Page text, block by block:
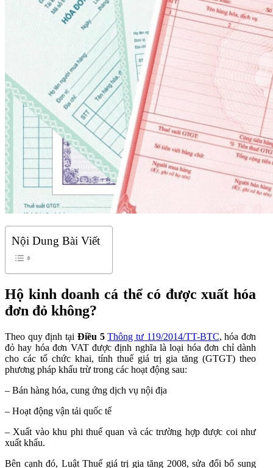
Nội Dung Bài Viết
Hộ kinh doanh cá thể có được xuất hóa
đơn đỏ không?
Theo quy định tại Điều 5 Thông tư 119/2014/TT-BTC, hóa đơn
đỏ hay hóa đơn VAT được định nghĩa là loại hóa đơn chỉ dành
cho các tổ chức khai, tính thuế giá trị gia tăng (GTGT) theo
phương pháp khấu trừ trong các hoạt động sau:
– Bán hàng hóa, cung ứng dịch vụ nội địa
– Hoạt động vận tải quốc tế
– Xuất vào khu phi thuế quan và các trường hợp được coi như
xuất khẩu.
Bên cạnh đó, Luật Thuế giá trị gia tăng 2008, sửa đổi bổ sung